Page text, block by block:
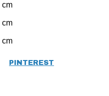
PINTEREST